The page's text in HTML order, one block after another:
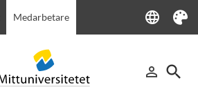
Medarbetare language
Language
Tema
person_outline
Logga in
search
Sök